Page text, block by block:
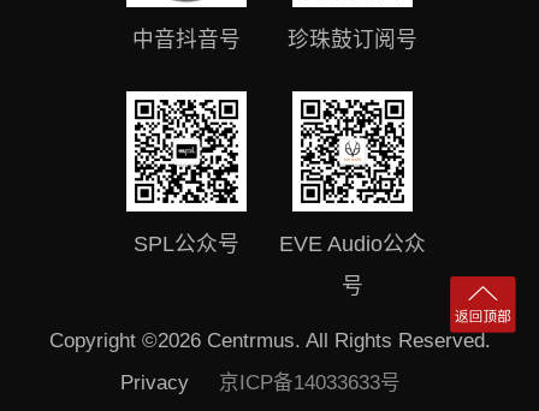
中音抖音号 珍珠鼓订阅号
SPL公众号
EVE Audio公众
号
Copyright ©2026 Centrmus. All Rights Reserved.
Privacy 京ICP备14033633号